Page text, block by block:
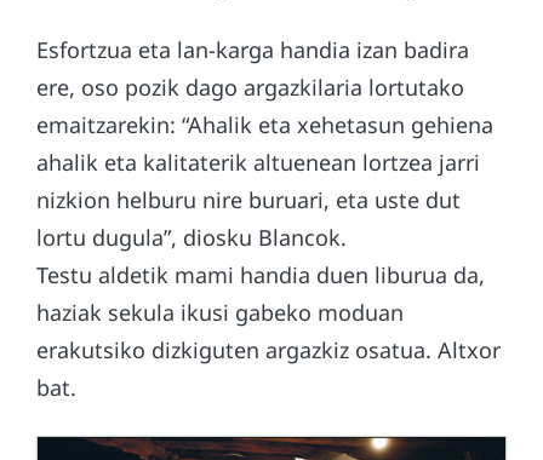
Esfortzua eta lan-karga handia izan badira
ere, oso pozik dago argazkilaria lortutako
emaitzarekin: “Ahalik eta xehetasun gehiena
ahalik eta kalitaterik altuenean lortzea jarri
nizkion helburu nire buruari, eta uste dut
lortu dugula”, diosku Blancok.
Testu aldetik mami handia duen liburua da,
haziak sekula ikusi gabeko moduan
erakutsiko dizkiguten argazkiz osatua. Altxor
bat.